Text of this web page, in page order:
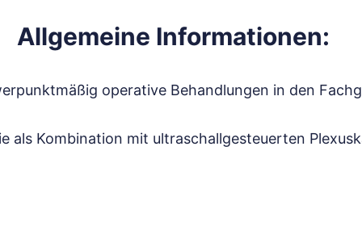
Allgemeine Informationen:
operative Behandlungen in den
als Kombination mit ultraschallgesteuerten